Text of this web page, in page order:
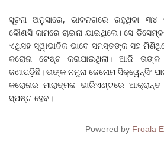
ସୂଚନା ଅନୁସାରେ, ଭାବନଗରେ ରହୁଥିବା ୩୪
କୌଣସି କାମରେ ଚାଇନା ଯାଇଥିଲେ। ସେ
ଏଥିସହ ସ୍ୱାଭାବିକ ଭାବେ ସମସ୍ତଙ୍କ ସହ
କରୋନା ଟେଷ୍ଟ କରାଯାଇଥିଲା। ଆଜି
ଜଣାପଡ଼ିଛି। ତାଙ୍କ ନମୁନା ଜେନୋମ ସିକ୍ୱେନ୍ସିଂ
କରୋନାର ମାରାତ୍ମକ ଭାରିଏଣ୍ଟରେ
ସ୍ପଷ୍ଟ ହେବ।
Powered by Froala